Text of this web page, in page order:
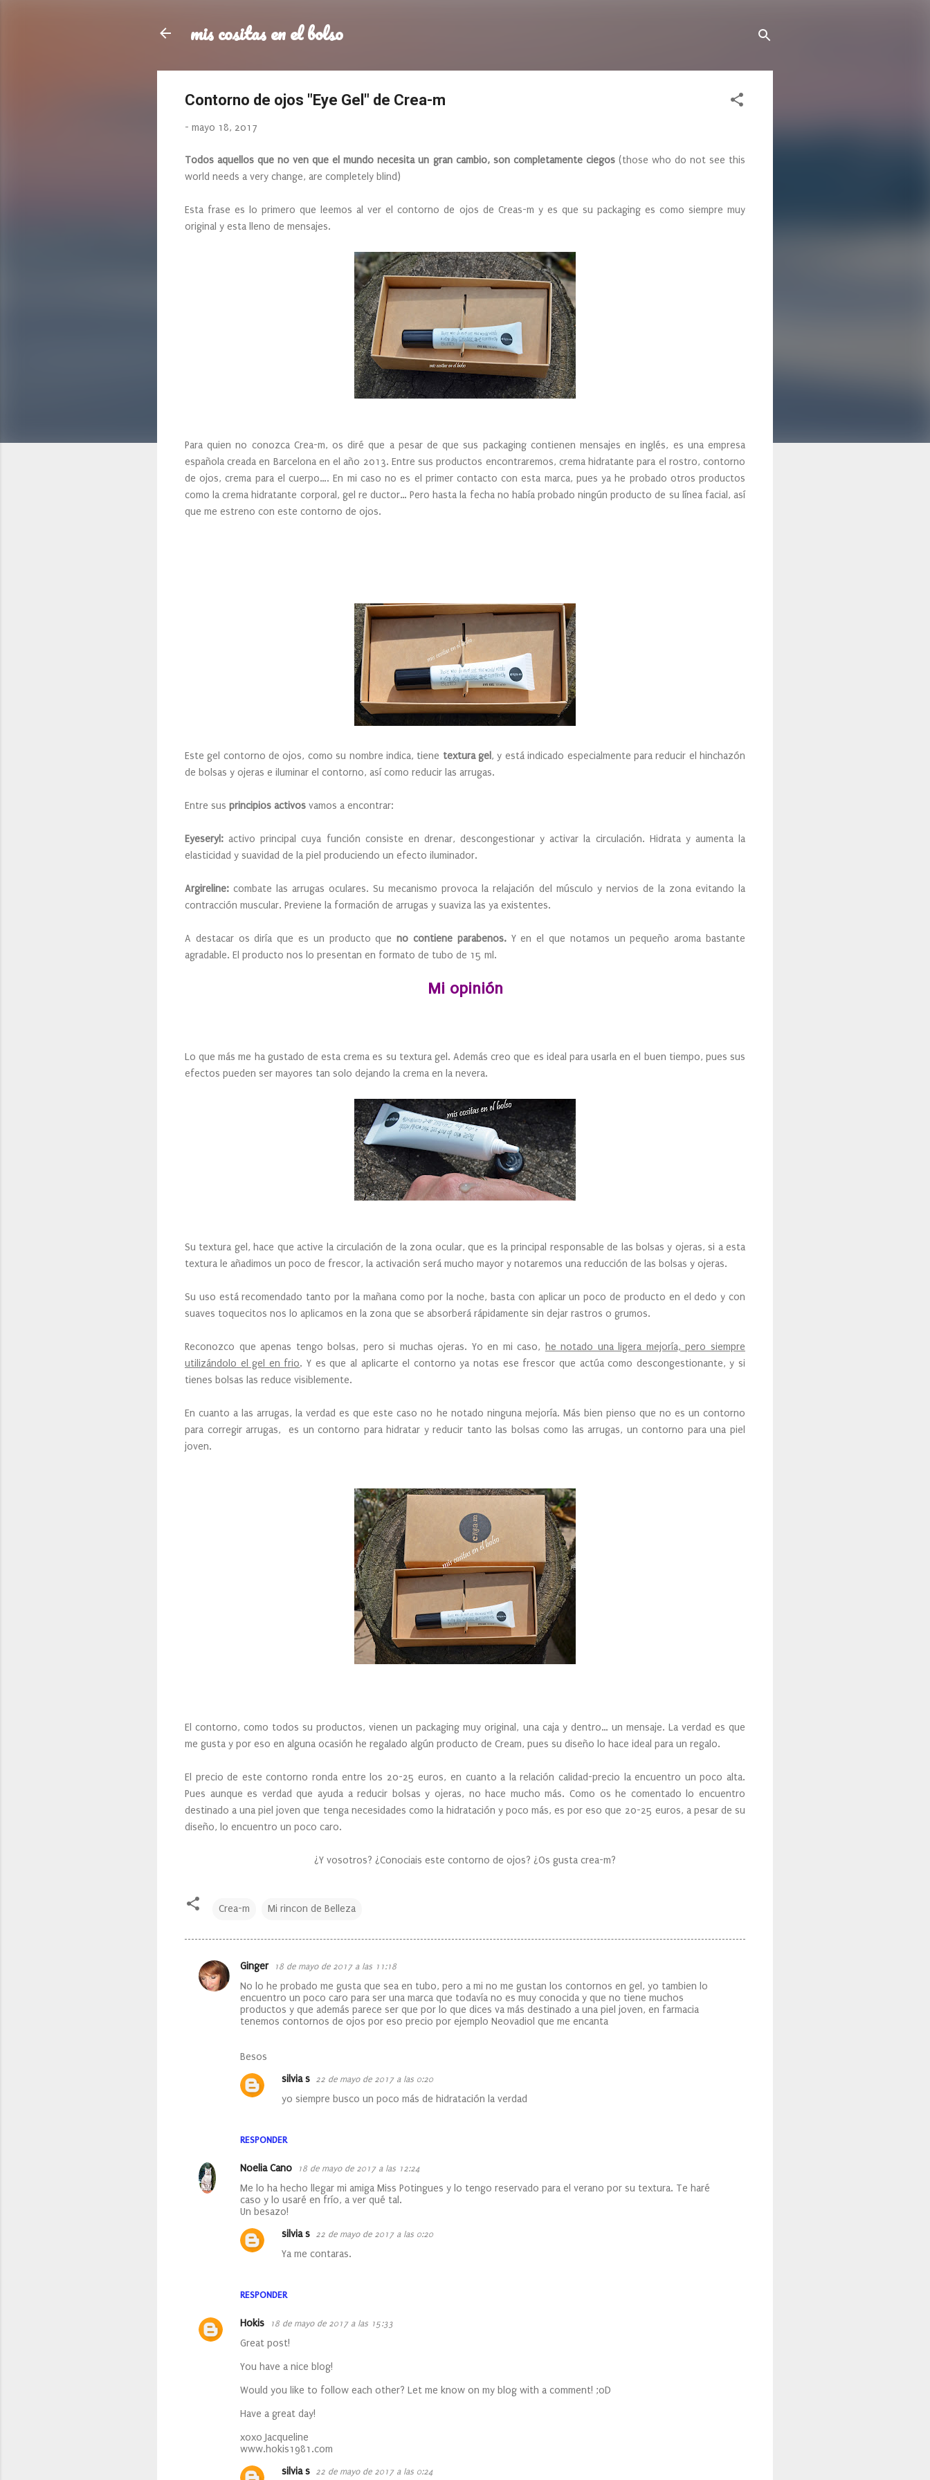
mis cositas en el bolso
Contorno de ojos "Eye Gel" de Crea-m
- mayo 18, 2017
Todos aquellos que no ven que el mundo necesita un gran cambio, son completamente ciegos (those who do not see this
world needs a very change, are completely blind)
Esta frase es lo primero que leemos al ver el contorno de ojos de Creas-m y es que su packaging es como siempre muy
original y esta lleno de mensajes.
Para quien no conozca Crea-m, os diré que a pesar de que sus packaging contienen mensajes en inglés, es una empresa
española creada en Barcelona en el año 2013. Entre sus productos encontraremos, crema hidratante para el rostro, contorno
de ojos, crema para el cuerpo…. En mi caso no es el primer contacto con esta marca, pues ya he probado otros productos
como la crema hidratante corporal, gel re ductor… Pero hasta la fecha no había probado ningún producto de su línea facial, así
que me estreno con este contorno de ojos.
Este gel contorno de ojos, como su nombre indica, tiene textura gel , y está indicado especialmente para reducir el hinchazón
de bolsas y ojeras e iluminar el contorno, así como reducir las arrugas.
Entre sus principios activos vamos a encontrar:
Eyeseryl: activo principal cuya función consiste en drenar, descongestionar y activar la circulación. Hidrata y aumenta la
elasticidad y suavidad de la piel produciendo un efecto iluminador.
Argireline: combate las arrugas oculares. Su mecanismo provoca la relajación del músculo y nervios de la zona evitando la
contracción muscular. Previene la formación de arrugas y suaviza las ya existentes.
A destacar os diría que es un producto queno contiene parabenos.Y en el que notamos un pequeño aroma bastante
agradable. El producto nos lo presentan en formato de tubo de 15 ml.
Mi opinión
Lo que más me ha gustado de esta crema es su textura gel. Además creo que es ideal para usarla en el buen tiempo, pues sus
efectos pueden ser mayores tan solo dejando la crema en la nevera.
Su textura gel, hace que active la circulación de la zona ocular, que es la principal responsable de las bolsas y ojeras, si a esta
textura le añadimos un poco de frescor, la activación será mucho mayor y notaremos una reducción de las bolsas y ojeras.
Su uso está recomendado tanto por la mañana como por la noche, basta con aplicar un poco de producto en el dedo y con
suaves toquecitos nos lo aplicamos en la zona que se absorberá rápidamente sin dejar rastros o grumos.
Reconozco que apenas tengo bolsas, pero si muchas ojeras. Yo en mi caso, he notado una ligera mejoría, pero siempre
utilizándolo el gel en frio. Y es que al aplicarte el contorno ya notas ese frescor que actúa como descongestionante, y si
tienes bolsas las reduce visiblemente.
En cuanto a las arrugas, la verdad es que este caso no he notado ninguna mejoría. Más bien pienso que no es un contorno
para corregir arrugas, es un contorno para hidratar y reducir tanto las bolsas como las arrugas, un contorno para una piel
joven.
El contorno, como todos su productos, vienen un packaging muy original, una caja y dentro… un mensaje. La verdad es que
me gusta y por eso en alguna ocasión he regalado algún producto de Cream, pues su diseño lo hace ideal para un regalo.
El precio de este contorno ronda entre los 20-25 euros, en cuanto a la relación calidad-precio la encuentro un poco alta.
Pues aunque es verdad que ayuda a reducir bolsas y ojeras, no hace mucho más. Como os he comentado lo encuentro
destinado a una piel joven que tenga necesidades como la hidratación y poco más, es por eso que 20-25 euros, a pesar de su
diseño, lo encuentro un poco caro.
¿Y vosotros? ¿Conociais este contorno de ojos? ¿Os gusta crea-m?
Crea-m Mi rincon de Belleza
C
s
Ginger 18 de mayo de 2017 a las 11:18
No lo he probado me gusta que sea en tubo, pero a mi no me gustan los contornos en gel, yo tambien lo
encuentro un poco caro para ser una marca que todavía no es muy conocida y que no tiene muchos
productos y que además parece ser que por lo que dices va más destinado a una piel joven, en farmacia
tenemos contornos de ojos por eso precio por ejemplo Neovadiol que me encanta
Besos
RESPONDER
silvia s 22 de mayo de 2017 a las 0:20
yo siempre busco un poco más de hidratación la verdad
Noelia Cano 18 de mayo de 2017 a las 12:24
Me lo ha hecho llegar mi amiga Miss Potingues y lo tengo reservado para el verano por su textura. Te haré
caso y lo usaré en frío, a ver qué tal.
Un besazo!
RESPONDER
silvia s 22 de mayo de 2017 a las 0:20
Ya me contaras.
Hokis 18 de mayo de 2017 a las 15:33
Great post!
You have a nice blog!
Would you like to follow each other? Let me know on my blog with a comment! ;oD
Have a great day!
xoxo Jacqueline
www.hokis1981.com
silvia s
22 de mayo de 2017 a las 0:24